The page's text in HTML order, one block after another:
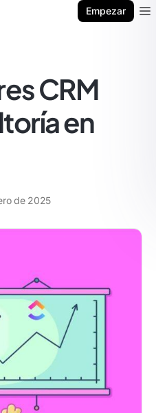
Empezar
CRM
en
de 2025